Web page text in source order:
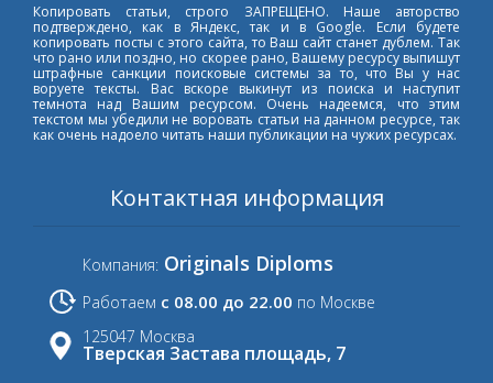
Копировать статьи, строго ЗАПРЕЩЕНО. Наше авторство
подтверждено, как в Яндекс, так и в Google. Если будете
копировать посты с этого сайта, то Ваш сайт станет дублем. Так
что рано или поздно, но скорее рано, Вашему ресурсу выпишут
штрафные санкции поисковые системы за то, что Вы у нас
воруете тексты. Вас вскоре выкинут из поиска и наступит
темнота над Вашим ресурсом. Очень надеемся, что этим
текстом мы убедили не воровать статьи на данном ресурсе, так
как очень надоело читать наши публикации на чужих ресурсах.
Контактная информация
Компания: Originals Diploms
Работаем с 08.00 до 22.00 по Москве
125047 Москва
Тверская Застава площадь, 7